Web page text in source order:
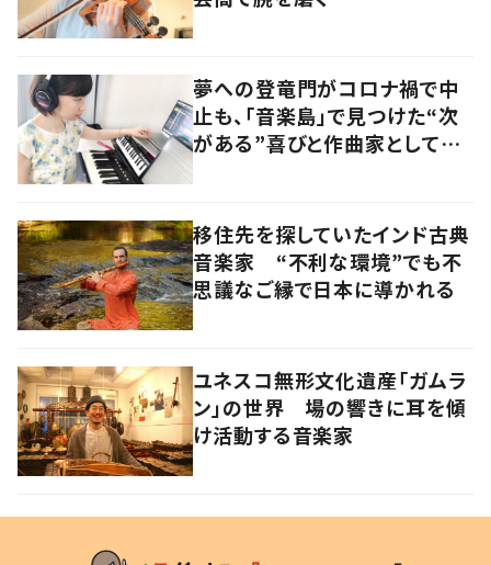
夢への登竜門がコロナ禍で中
止も、「音楽島」で見つけた“次
がある”喜びと作曲家としての
移住先を探していたインド古典
音楽家 “不利な環境”でも不
思議なご縁で日本に導かれる
ユネスコ無形文化遺産「ガムラ
ン」の世界 場の響きに耳を傾
け活動する音楽家